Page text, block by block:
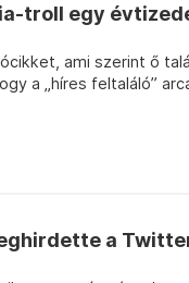
troll egy
ami szerint ő
a „híres feltaláló”
a